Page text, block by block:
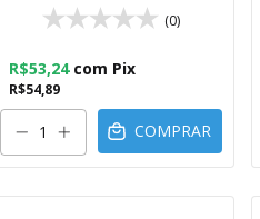
(0)
R$54,89
R$53,24 com Pix
COMPRAR